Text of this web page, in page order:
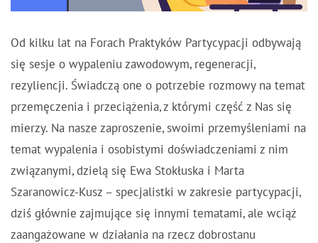
Od kilku lat na Forach Praktyków Partycypacji odbywają
się sesje o wypaleniu zawodowym, regeneracji,
rezyliencji. Świadczą one o potrzebie rozmowy na temat
przemęczenia i przeciążenia, z którymi część z Nas się
mierzy. Na nasze zaproszenie, swoimi przemyśleniami na
temat wypalenia i osobistymi doświadczeniami z nim
związanymi, dzielą się Ewa Stokłuska i Marta
Szaranowicz-Kusz – specjalistki w zakresie partycypacji,
dziś głównie zajmujące się innymi tematami, ale wciąż
zaangażowane w działania na rzecz dobrostanu